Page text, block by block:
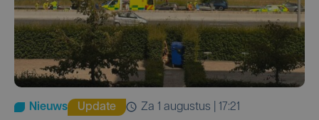
Nieuws Update
za 1 augustus | 17:21